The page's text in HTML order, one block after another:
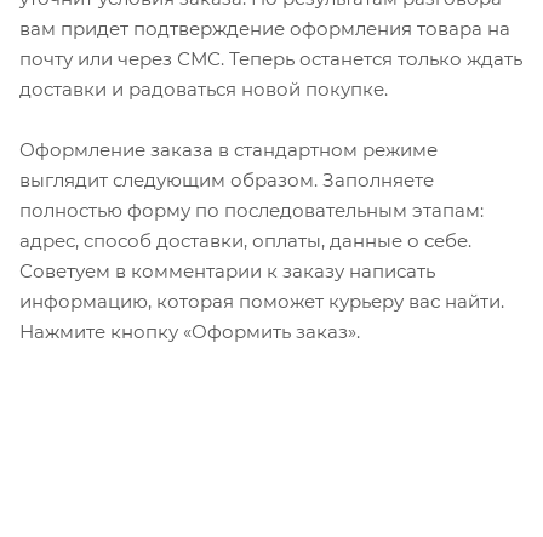
вам придет подтверждение оформления товара на
почту или через СМС. Теперь останется только ждать
доставки и радоваться новой покупке.
Оформление заказа в стандартном режиме
выглядит следующим образом. Заполняете
полностью форму по последовательным этапам:
адрес, способ доставки, оплаты, данные о себе.
Советуем в комментарии к заказу написать
информацию, которая поможет курьеру вас найти.
Нажмите кнопку «Оформить заказ».